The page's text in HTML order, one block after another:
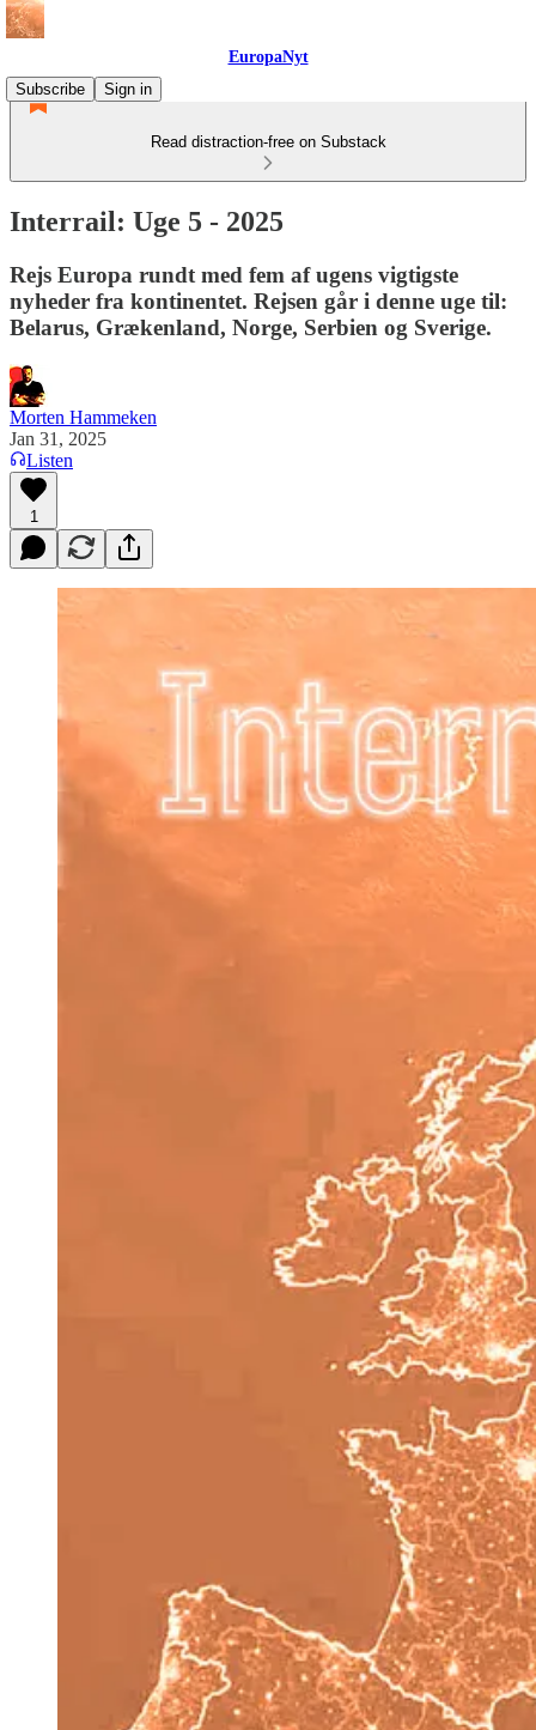
EuropaNyt
Subscribe
Sign in
Read distraction-free on Substack
Interrail: Uge 5 - 2025
Rejs Europa rundt med fem af ugens vigtigste
nyheder fra kontinentet. Rejsen går i denne uge til:
Belarus, Grækenland, Norge, Serbien og Sverige.
Morten Hammeken
Jan 31, 2025
Listen
1